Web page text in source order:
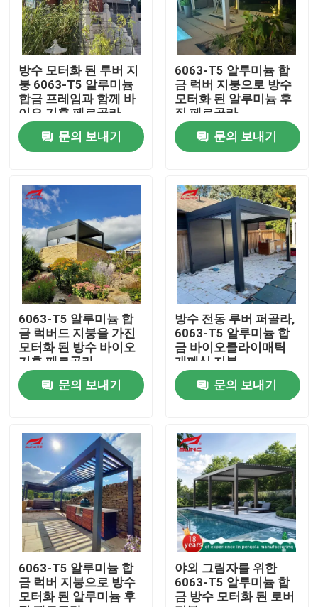
집
제품
우리에 대하여
공장 여행
품질 관리
뉴스
인용문을 요구하세요
알루미늄 옥외테라스 담쟁이 등으로 덮인 정자
알루미늄 지붕창 담쟁이 등으로 덮인 정자
방수 모터화 된 루버 지
붕 6063-T5 알루미늄
합금 프레임과 함께 바
이오 기후 페르골라
문의 보내기
6063-T5 알루미늄 합
금 럭버 지붕으로 방수
모터화 된 알루미늄 후
집 페르골라
문의 보내기
6063-T5 알루미늄 합
금 럭버드 지붕을 가진
모터화 된 방수 바이오
기후 페르골라
문의 보내기
방수 전동 루버 퍼골라,
6063-T5 알루미늄 합
금 바이오클라이매틱
개폐식 지붕
문의 보내기
6063-T5 알루미늄 합
금 럭버 지붕으로 방수
모터화 된 알루미늄 후
야외 그림자를 위한
6063-T5 알루미늄 합
금 방수 모터화 된 로버